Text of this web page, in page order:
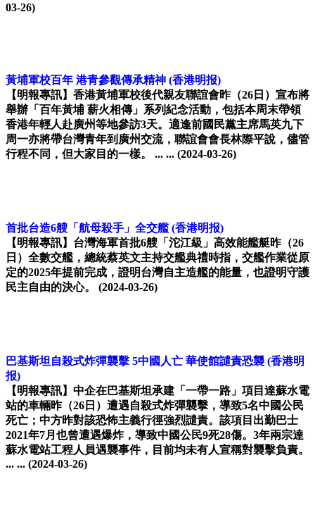
03-26)
黃埔軍校百年 港青參觀傳承精神 (香港明报)
【明報專訊】香港黃埔軍校後代親友聯誼會昨（26日）宣布將
舉辦「百年黃埔 薪火相傳」系列紀念活動，包括本周末帶領
香港年輕人赴廣州等地參訪3天。適逢前國民黨主席馬英九下
周一亦將帶台灣青年到廣州交流，聯誼會會長林際平說，儘管
行程不同，但大家目的一樣。 ... ... (2024-03-26)
首批台造6艘「航母殺手」全交艦 (香港明报)
【明報專訊】台灣海軍首批6艘「沱江級」高效能艦艇昨（26
日）全數交艦，總統蔡英文主持交艦典禮時指，交艦作業從原
定的2025年提前完成，證明台灣自主造艦的能量，也證明守護
民主自由的決心。
(2024-03-26)
巴基斯坦自殺式炸彈襲擊 5中國人亡 華使館譴責恐襲 (香港明
报)
【明報專訊】中企在巴基斯坦承建「一帶一路」項目達蘇水電
站的車輛昨（26日）遭遇自殺式炸彈襲擊，導致5名中國公民
死亡；中方昨對該恐怖主義行徑強烈譴責。該項目出勤巴士
2021年7月也曾遭遇爆炸，導致中國公民9死28傷。3年兩宗達
蘇水電站工程人員遇襲事件，目前均未有人宣稱對襲擊負責。
... ... (2024-03-26)